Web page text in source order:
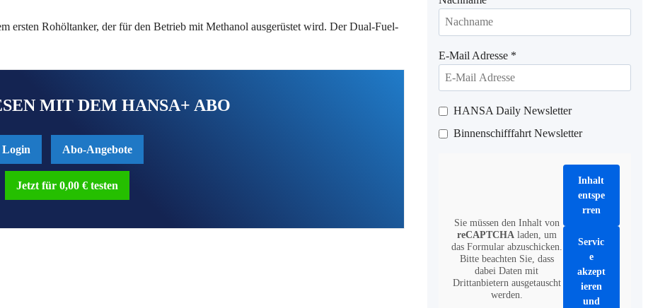
ersten Rohöltanker, der für den Betrieb mit Methanol ausgerüstet wird. Der Dual-Fuel-
MIT DEM HANSA+ ABO
Login Abo-Angebote
Jetzt für 0,00 € testen
E-Mail Adresse *
HANSA Daily Newsletter
Binnenschifffahrt Newsletter
Sie müssen den Inhalt von
reCAPTCHAladen, um
das Formular abzuschicken.
Bitte beachten Sie, dass
dabei Daten mit
Drittanbietern ausgetauscht
werden.
Inhalt
entspe
rren
Servic
e
akzept
ieren
und